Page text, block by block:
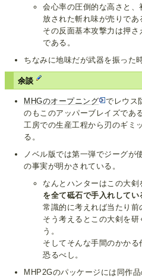
会心率の圧倒的な高さと
放された斬れ味が売りであ
その反面基本攻撃力は押
である。
ちなみに地味だが武器を振った
余談
MHGのオープニング
でレウス
のもこのアッパーブレイズである
工房での生産工程から刃のギミ
る。
ノベル版では第一弾でジーグ
の事実が明かされている。
なんとハンターはこの大剣
を全て砥石で手入れしてい
常識的に考えれば当たり前
そう考えるとこの大剣を
う。
そしてそんな手間のかか
恐るべし。
MHP2Gのパッケージには同作